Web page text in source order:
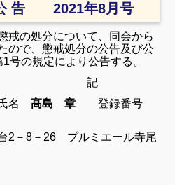
告 2021年8月号
戒の処分について、同会から
ので、懲戒処分の公告及び公
号の規定により公告する。
名 髙島 章登録番号
2－8－26 プルミエール寺尾